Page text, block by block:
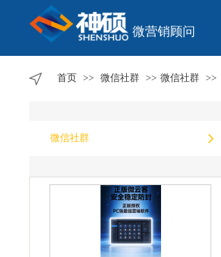
微营销顾问
首页 >> 微信社群 >> 微信社群 >>
微信社群
速来体验！微信一键转发，分享快人
不可思议！微信一键转发的隐藏功能
大揭秘